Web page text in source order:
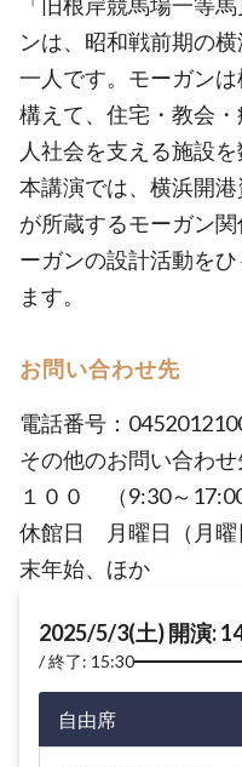
ンは、昭和戦前期の
一人です。モーガン
構えて、住宅・教会
人社会を支える施設
本講演では、横浜開
が所蔵するモーガン
ーガンの設計活動を
ます。
お問い合わせ先
電話番号：
その他のお問い合わ
１００ （9:30～17:00
休館日 月曜日（月曜
末年始、ほか
2025/5/3(土) 開演:
終了: 15:30
自由席